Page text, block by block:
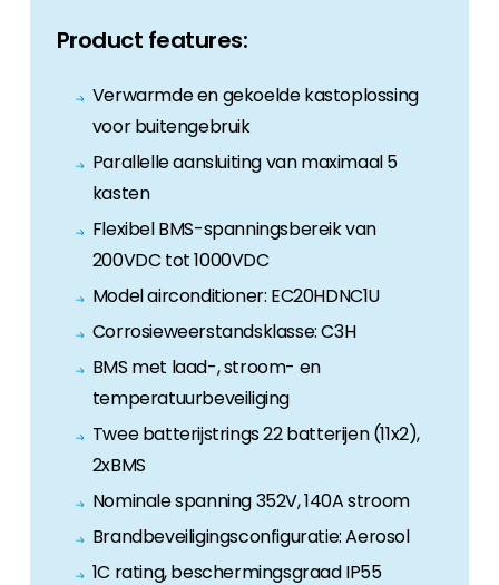
Product features:
Verwarmde en gekoelde kastoplossing
voor buitengebruik
Parallelle aansluiting van maximaal 5
kasten
Flexibel BMS-spanningsbereik van
200VDC tot 1000VDC
Model airconditioner: EC20HDNC1U
Corrosieweerstandsklasse: C3H
BMS met laad-, stroom- en
temperatuurbeveiliging
Twee batterijstrings 22 batterijen (11x2),
2xBMS
Nominale spanning 352V, 140A stroom
Brandbeveiligingsconfiguratie: Aerosol
1C rating, beschermingsgraad IP55